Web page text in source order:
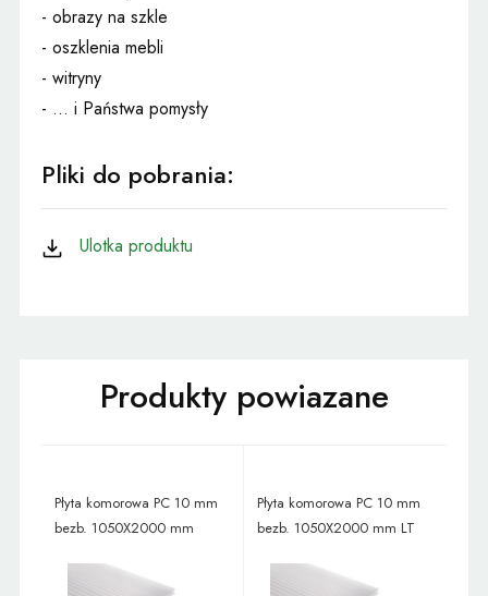
- obrazy na szkle
- oszklenia mebli
- witryny
- ... i Państwa pomysły
Pliki do pobrania:
Ulotka produktu
Płyta komorowa PC 10 mm
bezb. 1050X2000 mm
Płyta komorowa PC 10 mm
bezb. 1050X2000 mm LT